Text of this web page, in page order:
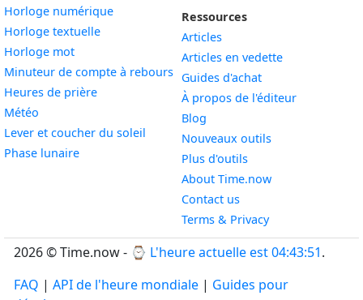
Horloge numériqueWidget
Horloge textuelleWidget
Horloge motWidget
Minuteur de compte à rebours Widget
Heures de prièreWidget
Météo
Lever et coucher du soleil
Phase lunaireWidget
Ressources
Articles
Articles en vedette
Guides d'achat
À propos de l'éditeur
Blog
Nouveaux outils
Plus d'outils
About Time.now
Contact us
Terms & Privacy
2026 © Time.now - ⌚ L'heure actuelle est 04:43:52.
FAQ | API de l'heure mondiale | Guides pour